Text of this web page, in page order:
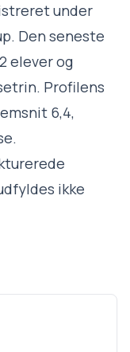
under
Den seneste
elever og
Profilens
6,4,
ikke